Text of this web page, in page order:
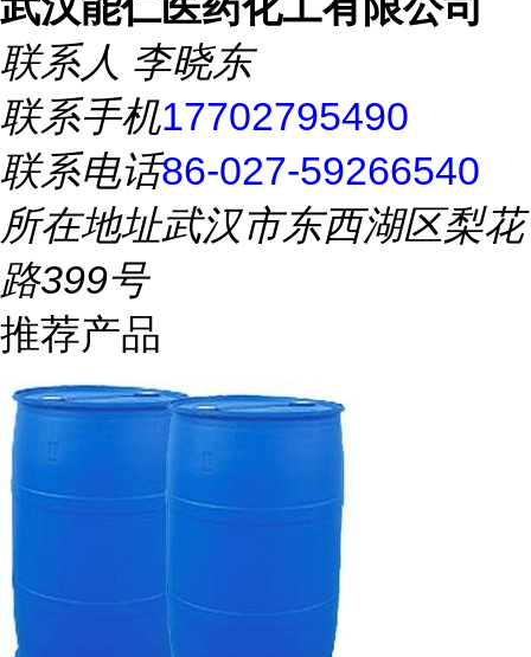
联系人 李晓东
联系手机17702795490
联系电话86-027-59266540
所在地址武汉市东西湖区梨花
路399号
推荐产品